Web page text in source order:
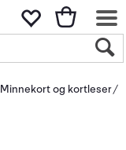
Minnekort og kortleser